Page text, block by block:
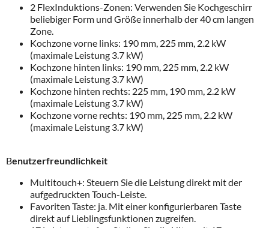
2 FlexInduktions-Zonen: Verwenden Sie Kochgeschirr
beliebiger Form und Größe innerhalb der 40 cm langen
Zone.
Kochzone vorne links: 190 mm, 225 mm, 2.2 kW
(maximale Leistung 3.7 kW)
Kochzone hinten links: 190 mm, 225 mm, 2.2 kW
(maximale Leistung 3.7 kW)
Kochzone hinten rechts: 225 mm, 190 mm, 2.2 kW
(maximale Leistung 3.7 kW)
Kochzone vorne rechts: 190 mm, 225 mm, 2.2 kW
(maximale Leistung 3.7 kW)
Benutzerfreundlichkeit
Multitouch+: Steuern Sie die Leistung direkt mit der
aufgedruckten Touch-Leiste.
Favoriten Taste: ja. Mit einer konfigurierbaren Taste
direkt auf Lieblingsfunktionen zugreifen.